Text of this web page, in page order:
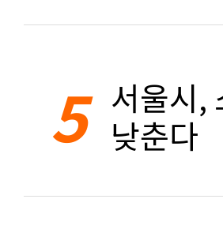
5 서울시,
낮춘다